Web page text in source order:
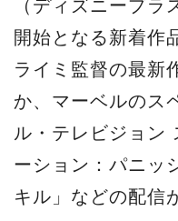
（ディズニープ
開始となる新着作
ライミ監督の最新
か、マーベルのス
ル・テレビジョン
ーション：パニッ
キル」などの配信